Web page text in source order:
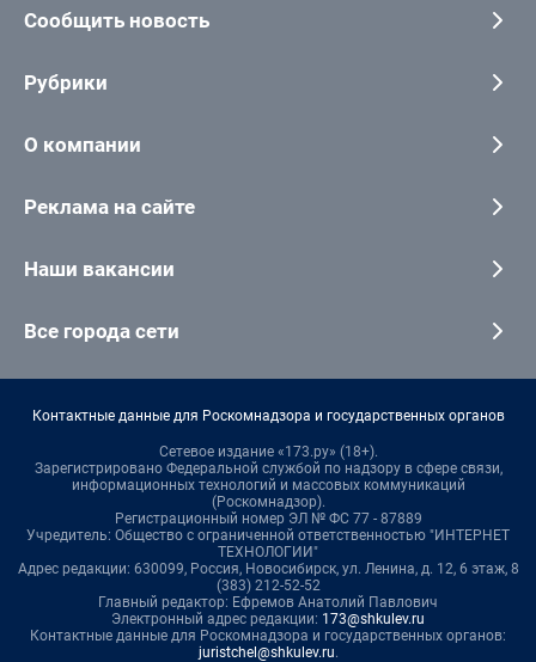
Сообщить новость
Рубрики
О компании
Реклама на сайте
Наши вакансии
Все города сети
Контактные данные для Роскомнадзора и государственных органов
Сетевое издание «173.ру» (18+).
Зарегистрировано Федеральной службой по надзору в сфере связи,
информационных технологий и массовых коммуникаций
(Роскомнадзор).
Регистрационный номер ЭЛ № ФС 77 - 87889
Учредитель: Общество с ограниченной ответственностью "ИНТЕРНЕТ
ТЕХНОЛОГИИ"
Адрес редакции: 630099, Россия, Новосибирск, ул. Ленина, д. 12, 6 этаж, 8
(383) 212-52-52
Главный редактор: Ефремов Анатолий Павлович
Электронный адрес редакции: 173@shkulev.ru
Контактные данные для Роскомнадзора и государственных органов:
juristchel@shkulev.ru.